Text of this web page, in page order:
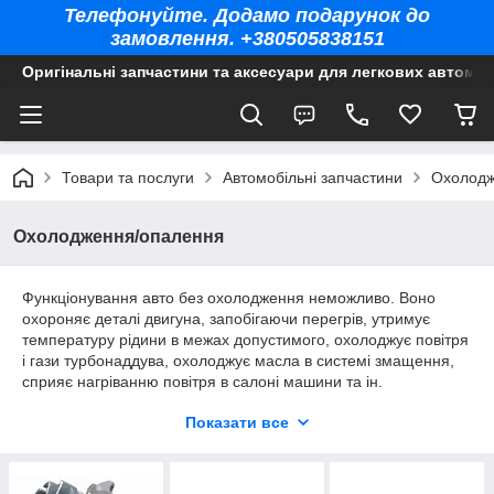
Телефонуйте. Додамо подарунок до
замовлення. +380505838151
Оригінальні запчастини та аксесуари для легкових
Товари та послуги Автомобільні запчастини
Охолодження/опалення
Функціонування авто без охолодження неможливо. Воно
охороняє деталі двигуна, запобігаючи перегрів, утримує
температуру рідини в межах допустимого, охолоджує повітря
і гази турбонаддува, охолоджує масла в системі змащення,
сприяє нагріванню повітря в салоні машини та ін.
Показати все